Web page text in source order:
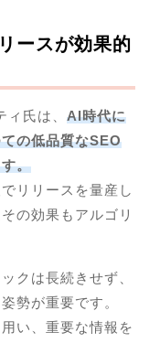
ースが効果的
氏は、 AI時代に
の低品質なSEO
。
リリースを量産し
の効果もアルゴリ
クは長続きせず、
勢が重要です。
い、重要な情報を